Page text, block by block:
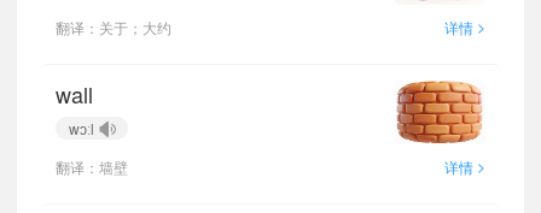
翻译：关于；大约
详情 >
wall
wɔːl
翻译：墙壁
详情 >